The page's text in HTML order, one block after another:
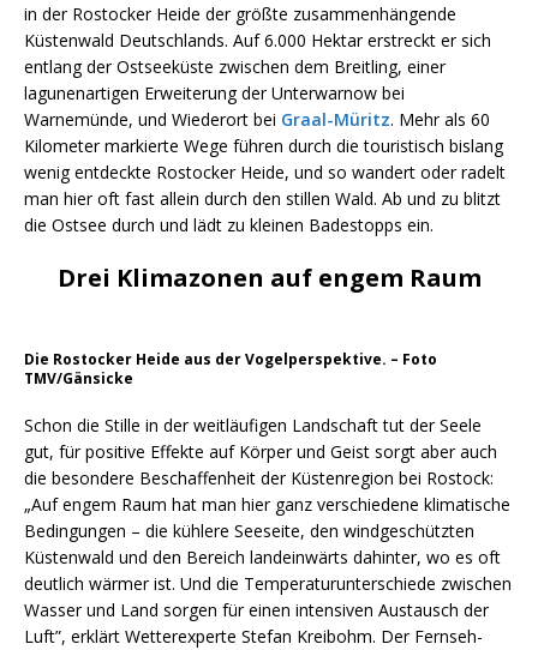
in der Rostocker Heide der größte zusammenhängende
Küstenwald Deutschlands. Auf 6.000 Hektar erstreckt er sich
entlang der Ostseeküste zwischen dem Breitling, einer
lagunenartigen Erweiterung der Unterwarnow bei
Warnemünde, und Wiederort bei Graal-Müritz. Mehr als 60
Kilometer markierte Wege führen durch die touristisch bislang
wenig entdeckte Rostocker Heide, und so wandert oder radelt
man hier oft fast allein durch den stillen Wald. Ab und zu blitzt
die Ostsee durch und lädt zu kleinen Badestopps ein.
Drei Klimazonen auf engem Raum
Die Rostocker Heide aus der Vogelperspektive. – Foto
TMV/Gänsicke
Schon die Stille in der weitläufigen Landschaft tut der Seele
gut, für positive Effekte auf Körper und Geist sorgt aber auch
die besondere Beschaffenheit der Küstenregion bei Rostock:
„Auf engem Raum hat man hier ganz verschiedene klimatische
Bedingungen – die kühlere Seeseite, den windgeschützten
Küstenwald und den Bereich landeinwärts dahinter, wo es oft
deutlich wärmer ist. Und die Temperaturunterschiede zwischen
Wasser und Land sorgen für einen intensiven Austausch der
Luft”, erklärt Wetterexperte Stefan Kreibohm. Der Fernseh-